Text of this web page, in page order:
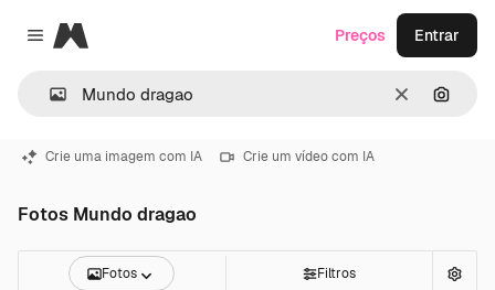
Close menu
Magnific
Limpar
Preços Entrar
Crie uma imagem com IA Crie um vídeo com IA
Fotos Mundo dragao
Fotos Filtros